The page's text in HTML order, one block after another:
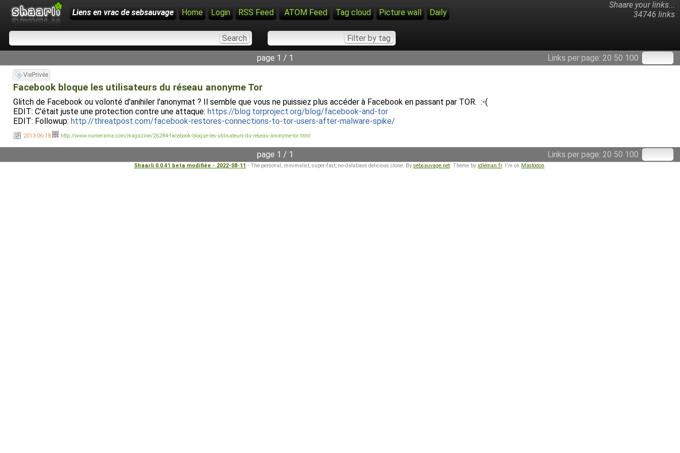
Shaare your links...
34746 links
Liens en vrac de sebsauvage Home Login RSS Feed ATOM Feed Tag cloud Picture wall Daily
Links per page: 20 50 100
page 1 / 1
ViePrivée
Facebook bloque les utilisateurs du réseau anonyme Tor
Glitch de Facebook ou volonté d'anihiler l'anonymat ? Il semble que vous ne puissiez plus accéder à Facebook en passant par TOR. :-(
EDIT: C'était juste une protection contre une attaque: https://blog.torproject.org/blog/facebook-and-tor
EDIT: Followup: http://threatpost.com/facebook-restores-connections-to-tor-users-after-malware-spike/
2013-06-18 http://www.numerama.com/magazine/26284-facebook-bloque-les-utilisateurs-du-reseau-anonyme-tor.html
Links per page: 20 50 100
page 1 / 1
Shaarli 0.0.41 beta modifiée - 2022-08-11 - The personal, minimalist, super-fast, no-database delicious clone. By sebsauvage.net. Theme by idleman.fr. I'm on Mastodon.